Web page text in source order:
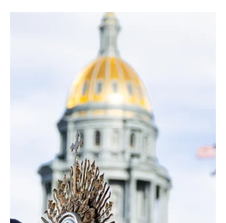
El arzobispo James, arzobispo emérito Samuel y obispo Jorge
se reúnen con el papa León XIV
(Fotos ©Vatican Media) Sin duda, la peregrinación del palio fue
una experiencia bendecida y única para los peregrinos, pero hubo
un momento especial para los pastores del norte de Colorado que
destacó por encima de todos: ¡conocer al papa León XIV! Durante
su estancia en Roma para la peregrinación y la Misa del Palio, el
arzobispo de Denver, Mons. James Golka; el arzobispo emérito
Samuel J. Aquila; y el obispo auxiliar de Denver, Mons. Jorge
Rodríguez, junto con John Magee, c